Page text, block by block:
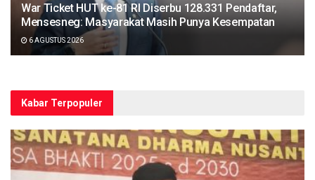
War Ticket HUT ke-81 RI Diserbu 128.331 Pendaftar,
Mensesneg: Masyarakat Masih Punya Kesempatan
6 AGUSTUS 2026
Kabar Terpopuler